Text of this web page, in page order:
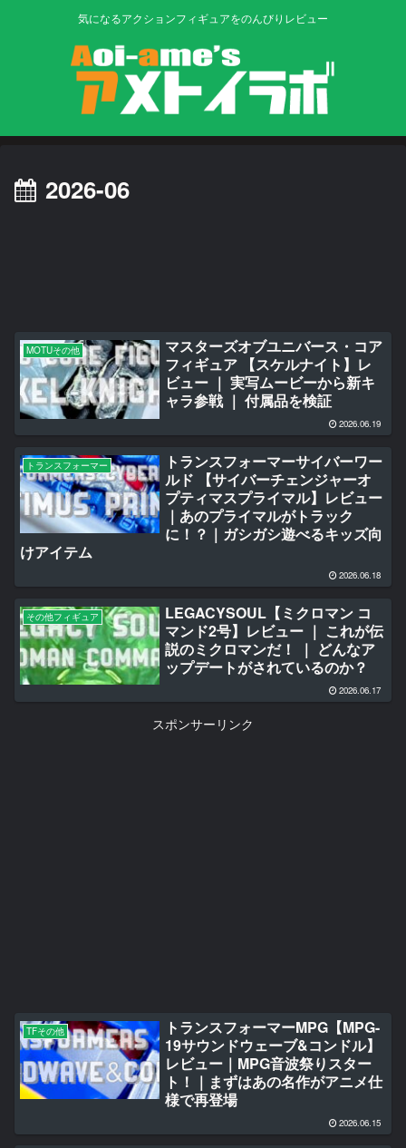
気になるアクションフィギュアをのんびりレビュー
2026-06
MOTUその他
マスターズオブユニバース・コア
フィギュア 【スケルナイト】レ
ビュー ｜ 実写ムービーから新キ
ャラ参戦 ｜ 付属品を検証
2026.06.19
トランスフォーマー
トランスフォーマーサイバーワー
ルド 【サイバーチェンジャーオ
プティマスプライマル】レビュー
｜あのプライマルがトラック
に！？｜ガシガシ遊べるキッズ向
けアイテム
2026.06.18
その他フィギュア
LEGACYSOUL【ミクロマン コ
マンド2号】レビュー ｜ これが伝
説のミクロマンだ！ ｜ どんなア
ップデートがされているのか？
2026.06.17
スポンサーリンク
TFその他
トランスフォーマーMPG【MPG-
19サウンドウェーブ&コンドル】
レビュー｜MPG音波祭りスター
ト！｜まずはあの名作がアニメ仕
様で再登場
2026.06.15